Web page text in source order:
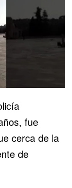
fue
cerca de la
de